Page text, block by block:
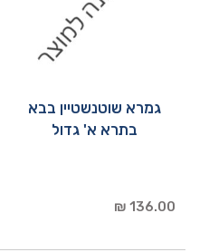
גמרא שוטנשטיין בבא
בתרא א' גדול
136.00 ₪